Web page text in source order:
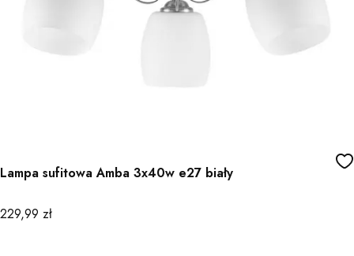
Lampa sufitowa Amba 3x40w e27 biały
Cena
229,99 zł